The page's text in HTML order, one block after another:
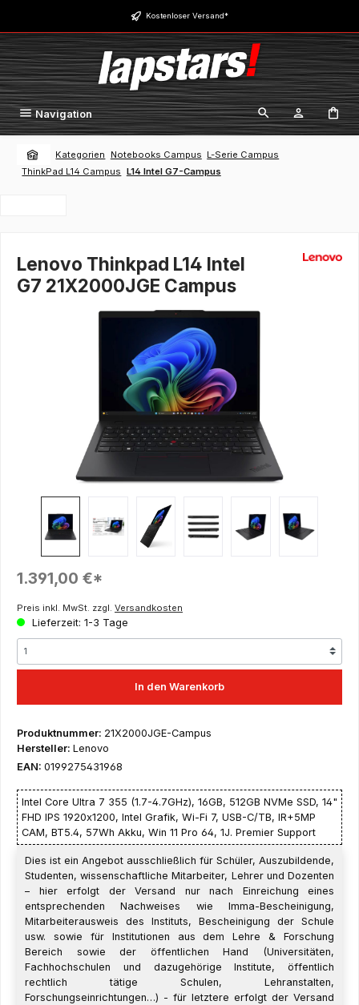
Zum Hauptinhalt springen Kostenloser Versand*
Navigation
Kategorien Notebooks Campus L-Serie Campus
ThinkPad L14 Campus L14 Intel G7-Campus
Lenovo Thinkpad L14 Intel
G7 21X2000JGE Campus
Bildergalerie überspringen
Regulärer Preis:
1.391,00 €*
Preis inkl. MwSt. zzgl. Versandkosten
Lieferzeit: 1-3 Tage
In den Warenkorb
Produktnummer: 21X2000JGE-Campus
Hersteller: Lenovo
EAN: 0199275431968
Intel Core Ultra 7 355 (1.7-4.7GHz), 16GB, 512GB NVMe SSD, 14"
FHD IPS 1920x1200, Intel Grafik, Wi-Fi 7, USB-C/TB, IR+5MP
CAM, BT5.4, 57Wh Akku, Win 11 Pro 64, 1J. Premier Support
Dies ist ein Angebot ausschließlich für Schüler, Auszubildende,
Studenten, wissenschaftliche Mitarbeiter, Lehrer und Dozenten
– hier erfolgt der Versand nur nach Einreichung eines
entsprechenden Nachweises wie Imma-Bescheinigung,
Mitarbeiterausweis des Instituts, Bescheinigung der Schule
usw. sowie für Institutionen aus dem Lehre & Forschung
Bereich sowie der öffentlichen Hand (Universitäten,
Fachhochschulen und dazugehörige Institute, öffentlich
rechtlich tätige Schulen, Lehranstalten,
Forschungseinrichtungen…) - für letztere erfolgt der Versand